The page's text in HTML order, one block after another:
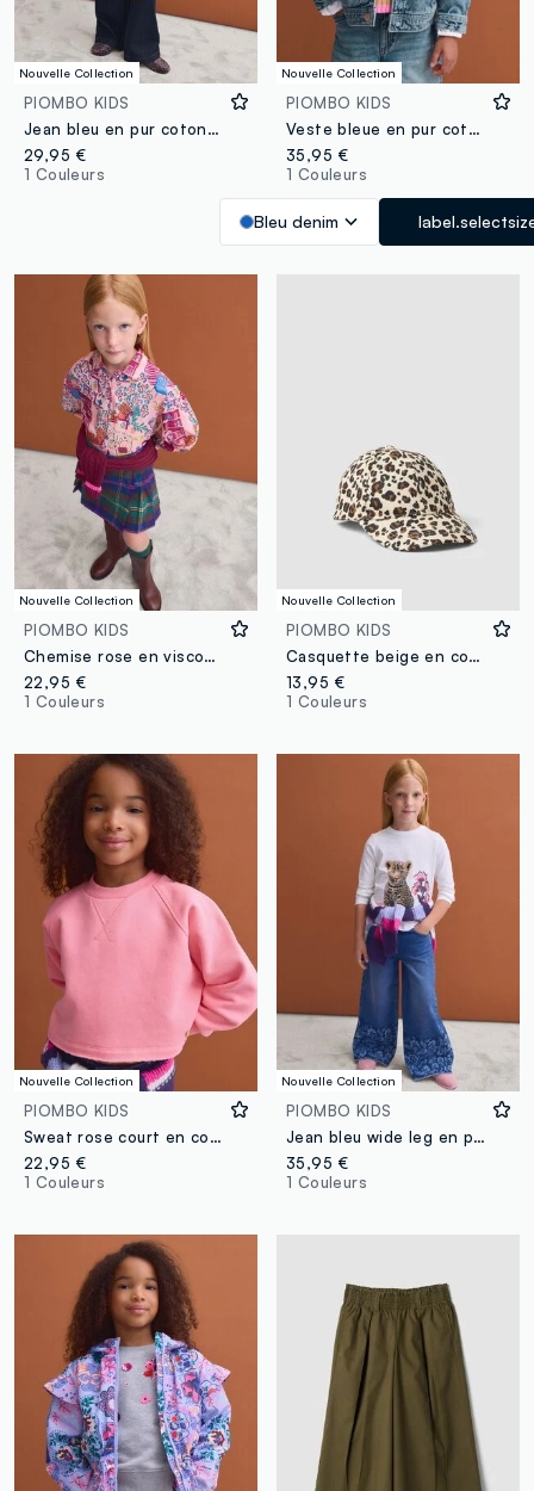
Nouvelle Collection
PIOMBO KIDS
Jean bleu en pur coton coupe droite avec broderies fleurs pour fille
29,95 €
1 Couleurs
Nouvelle Collection
PIOMBO KIDS
Veste bleue en pur coton à boutons pour fille
35,95 €
1 Couleurs
Bleu denim
Nouvelle Collection
PIOMBO KIDS
Chemise rose en viscose pure à motif avec col classique pour fille
22,95 €
1 Couleurs
Nouvelle Collection
PIOMBO KIDS
Casquette beige en coton stretch avec imprimé animalier
13,95 €
1 Couleurs
Nouvelle Collection
PIOMBO KIDS
Sweat rose court en coton mélangé à col rond, coupe relaxed pour fille
22,95 €
1 Couleurs
Nouvelle Collection
PIOMBO KIDS
Jean bleu wide leg en pur coton avec imprimé floral pour fille
35,95 €
1 Couleurs